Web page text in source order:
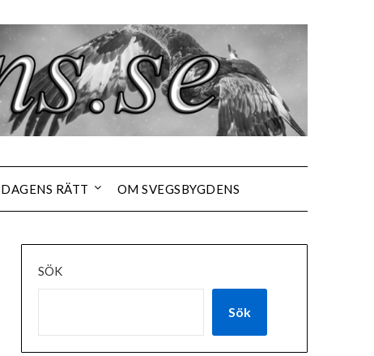
DAGENS RÄTT OM SVEGSBYGDENS
SÖK
Sök